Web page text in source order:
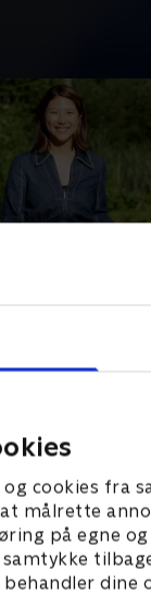
cookies fra
målrette
på egne
dine
om at
på fuld tid,
vævning er